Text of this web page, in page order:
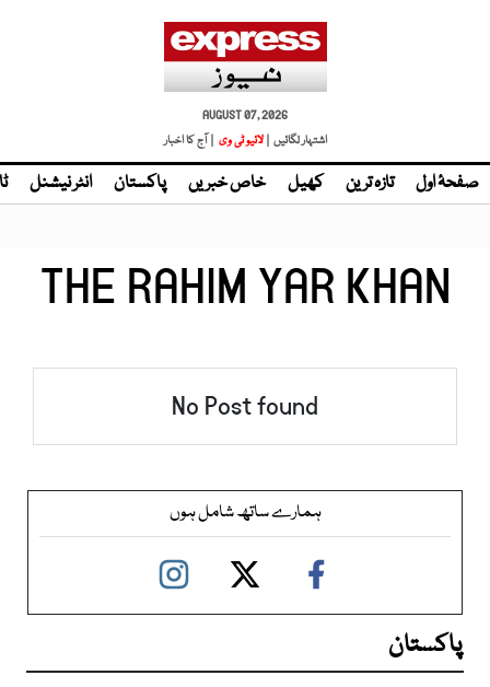
AUGUST 07, 2026
اشتہار لگائیں | لائیو ٹی وی | آج کا اخبار
صفحۂ اول تازہ ترین کھیل خاص خبریں پاکستان انٹر نیشنل
THE RAHIM YAR KHAN
No Post found
ہمارے ساتھ شامل ہوں
پاکستان